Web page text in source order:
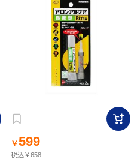
￥599
税込￥658